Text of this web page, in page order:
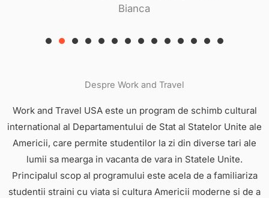
Bianca
Despre Work and Travel​
Work and Travel USA este un program de schimb cultural
international al Departamentului de Stat al Statelor Unite ale
Americii, care permite studentilor la zi din diverse tari ale
lumii sa mearga in vacanta de vara in Statele Unite.
Principalul scop al programului este acela de a familiariza
studentii straini cu viata si cultura Americii moderne si de a